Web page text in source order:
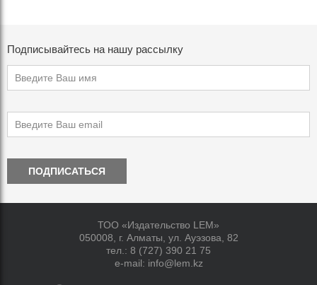
Подписывайтесь на нашу рассылку
ПОДПИСАТЬСЯ
ТОО «Издательство LEM»
050008, г. Алматы, ул. Ауэзова, 82
тел.: 8 (727) 390 21 75
e-mail: info@lem.kz